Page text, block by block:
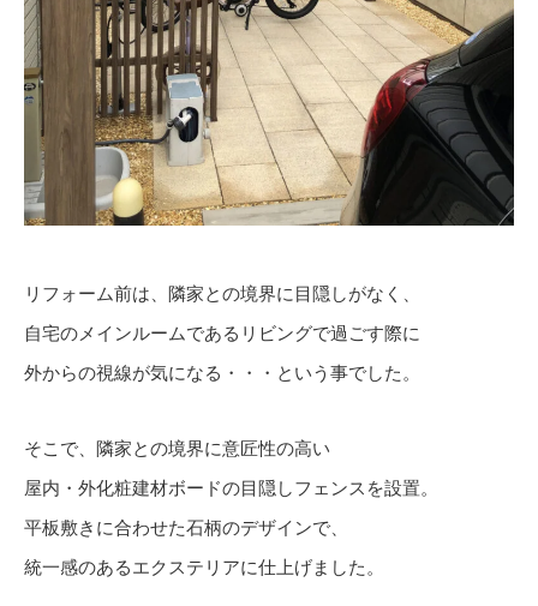
リフォーム前は、隣家との境界に目隠しがなく、
自宅のメインルームであるリビングで過ごす際に
外からの視線が気になる・・・という事でした。
そこで、隣家との境界に意匠性の高い
屋内・外化粧建材ボードの目隠しフェンスを設置。
平板敷きに合わせた石柄のデザインで、
統一感のあるエクステリアに仕上げました。